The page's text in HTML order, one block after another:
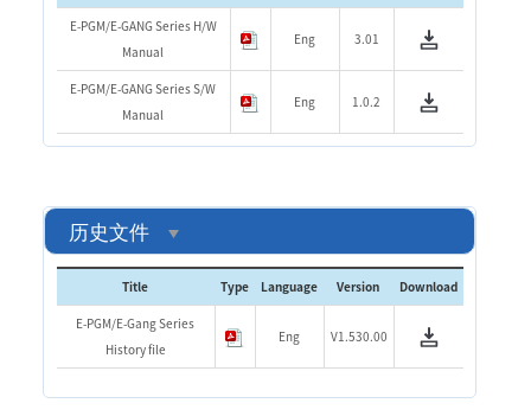
E-PGM/E-GANG Series H/W
Manual
Eng 3.01
E-PGM/E-GANG Series S/W
Manual
Eng 1.0.2
历史文件
Title Type Language Version Download
E-PGM/E-Gang Series
History file
Eng V1.530.00